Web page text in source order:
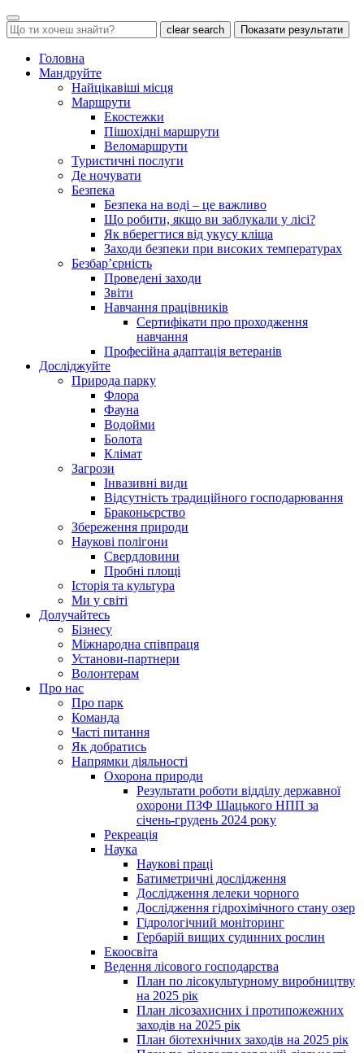
clear search Показати результати
Головна
Мандруйте
Найцікавіші місця
Маршрути
Екостежки
Пішохідні маршрути
Веломаршрути
Туристичні послуги
Де ночувати
Безпека
Безпека на воді – це важливо
Що робити, якщо ви заблукали у лісі?
Як вберегтися від укусу кліща
Заходи безпеки при високих температурах
Безбар’єрність
Проведені заходи
Звіти
Навчання працівників
Сертифікати про проходження
навчання
Професійна адаптація ветеранів
Досліджуйте
Природа парку
Флора
Фауна
Водойми
Болота
Клімат
Загрози
Інвазивні види
Відсутність традиційного господарювання
Браконьєрство
Збереження природи
Наукові полігони
Свердловини
Пробні площі
Історія та культура
Ми у світі
Долучайтесь
Бізнесу
Міжнародна співпраця
Установи-партнери
Волонтерам
Про нас
Про парк
Команда
Часті питання
Як добратись
Напрямки діяльності
Охорона природи
Результати роботи відділу державної
охорони ПЗФ Шацького НПП за
січень-грудень 2024 року
Рекреація
Наука
Наукові праці
Батиметричні дослідження
Дослідження лелеки чорного
Дослідження гідрохімічного стану озер
Гідрологічний моніторинг
Гербарій вищих судинних рослин
Екоосвіта
Ведення лісового господарства
План по лісокультурному виробництву
на 2025 рік
План лісозахисних і протипожежних
заходів на 2025 рік
План біотехнічних заходів на 2025 рік